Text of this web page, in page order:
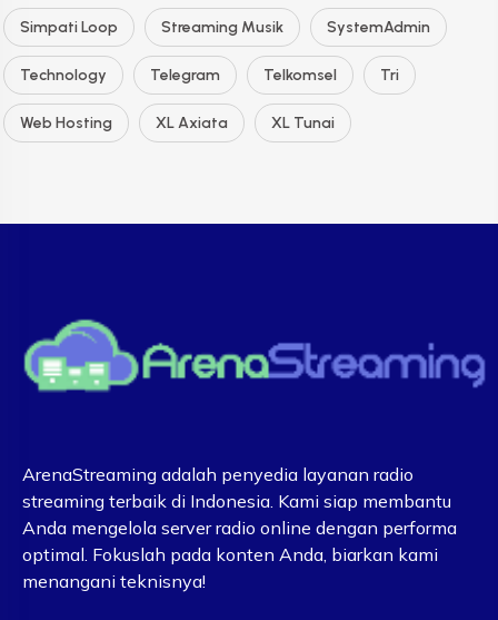
Simpati Loop Streaming Musik SystemAdmin
Technology Telegram Telkomsel Tri
Web Hosting XL Axiata XL Tunai
ArenaStreaming adalah penyedia layanan radio
streaming terbaik di Indonesia. Kami siap membantu
Anda mengelola server radio online dengan performa
optimal. Fokuslah pada konten Anda, biarkan kami
menangani teknisnya!